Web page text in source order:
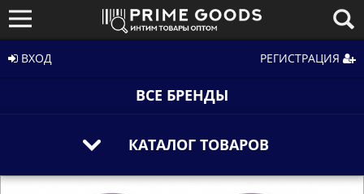
ВХОД РЕГИСТРАЦИЯ
ВСЕ БРЕНДЫ
КАТАЛОГ ТОВАРОВ